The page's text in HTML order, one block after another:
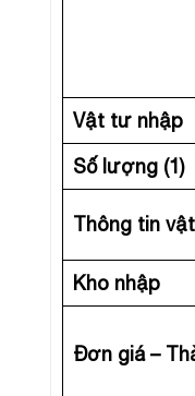
Vật tư nhập
Số lượng (1)
Thông tin
Kho nhập
Đơn giá –